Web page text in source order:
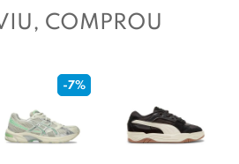
COMPROU
-7%